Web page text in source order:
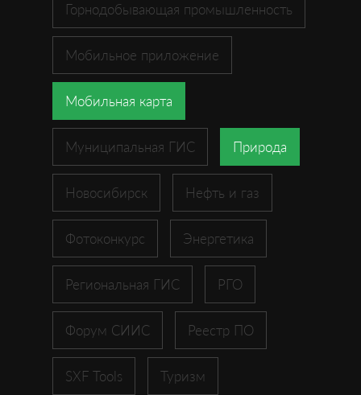
Горнодобывающая промышленность
Мобильное приложение
Мобильная карта
Муниципальная ГИС Природа
Новосибирск Нефть и газ
Фотоконкурс Энергетика
Региональная ГИС РГО
Форум СИИС Реестр ПО
SXF Tools Туризм